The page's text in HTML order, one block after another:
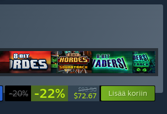
-20% -22% $93.50
$72.67 Lisää koriin